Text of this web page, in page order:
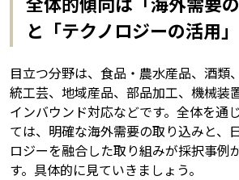
と「テクノロジーの活用」
目立つ分野は、食品・農水産品、酒類
統工芸、地域産品、部品加工、機械装
インバウンド対応などです。全体を通
ては、明確な海外需要の取り込みと、
ロジーを融合した取り組みが採択事例
す。具体的に見ていきましょう。